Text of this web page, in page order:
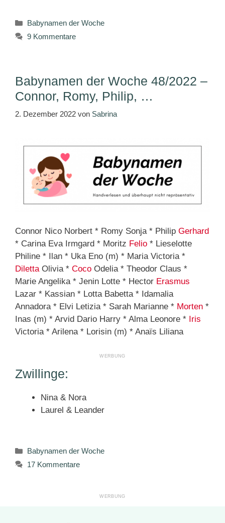
Kategorien
Babynamen der Woche
9 Kommentare
Babynamen der Woche 48/2022 –
Connor, Romy, Philip, …
2. Dezember 2022 von Sabrina
Connor Nico Norbert * Romy Sonja * Philip Gerhard
* Carina Eva Irmgard * Moritz Felio * Lieselotte
Philine * Ilan * Uka Eno (m) * Maria Victoria *
DilettaOlivia * Coco Odelia * Theodor Claus *
Marie Angelika * Jenin Lotte * Hector Erasmus
Lazar * Kassian * Lotta Babetta * Idamalia
Annadora * Elvi Letizia * Sarah Marianne * Morten *
Inas (m) * Arvid Dario Harry * Alma Leonore * Iris
Victoria * Arilena * Lorisin (m) * Anaïs Liliana
Zwillinge:
Nina & Nora
Laurel & Leander
Kategorien
Babynamen der Woche
17 Kommentare